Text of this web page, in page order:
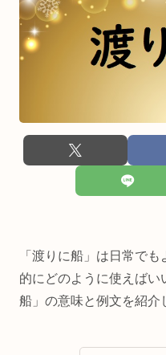
「渡りに船」は日常で
的にどのように使えばい
船」の意味と例文を紹介